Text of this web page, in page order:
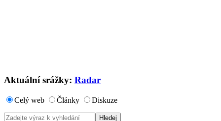
Aktuální srážky: Radar
Celý web Články Diskuze